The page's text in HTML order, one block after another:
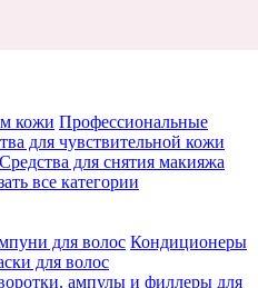
кожи Профессиональные
для чувствительной кожи
Средства для снятия макияжа
все категории
для волос Кондиционеры
для волос
ампулы и филлеры для